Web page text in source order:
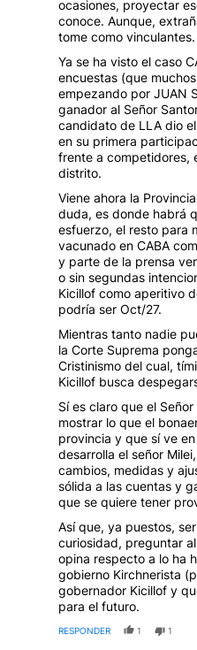
ocasiones, proyectar
conoce. Aunque,
tome como vinculantes.
Ya se ha visto el caso
encuestas (que
empezando por JUAN
ganador al Señor
candidato de LLA dio
en su primera
frente a competidores,
distrito.
Viene ahora la
duda, es donde habrá
esfuerzo, el resto para
vacunado en CABA
y parte de la prensa
o sin segundas
Kicillof como aperitivo
podría ser Oct/27.
Mientras tanto nadie
la Corte Suprema
Cristinismo del cual,
Kicillof busca
Sí es claro que el
mostrar lo que el
provincia y que sí ve
desarrolla el señor
cambios, medidas y
sólida a las cuentas y
que se quiere tener
Así que, ya puestos,
curiosidad, preguntar
opina respecto a lo ha
gobierno Kirchnerista
gobernador Kicillof y
para el futuro.
RESPONDER 1 1